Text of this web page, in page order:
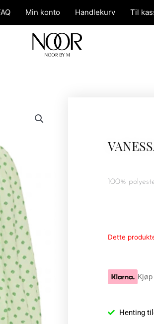
Min konto Handlekurv Til
100%
Dette
Henting